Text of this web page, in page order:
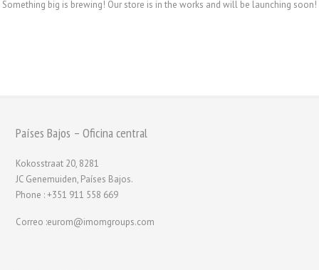
Something big is brewing! Our store is in the works and will be launching soon!
Países Bajos – Oficina central
Kokosstraat 20, 8281
JC Genemuiden, Países Bajos.
Phone : +351 911 558 669
Correo :eurom@imomgroups.com